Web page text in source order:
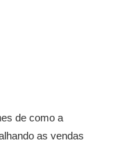
de como a
as vendas